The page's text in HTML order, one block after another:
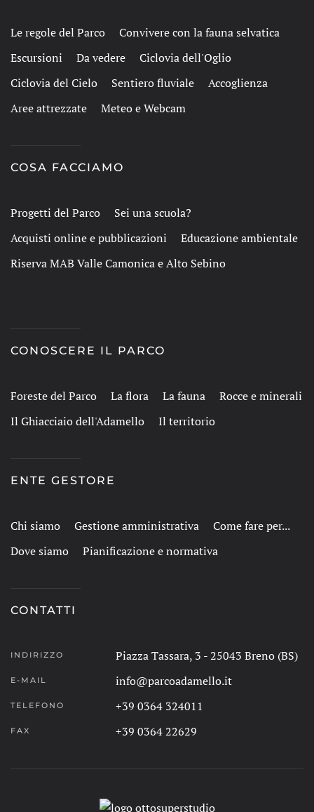
Le regole del Parco
Convivere con la fauna selvatica
Escursioni
Da vedere
Ciclovia dell'Oglio
Ciclovia del Cielo
Sentiero fluviale
Accoglienza
Aree attrezzate
Meteo e Webcam
COSA FACCIAMO
Progetti del Parco
Sei una scuola?
Acquisti online e pubblicazioni
Educazione ambientale
Riserva MAB Valle Camonica e Alto Sebino
CONOSCERE IL PARCO
Foreste del Parco La flora La fauna
Rocce e minerali
Il Ghiacciaio dell'Adamello
Il territorio
ENTE GESTORE
Chi siamo Gestione amministrativa
Come fare per...
Dove siamo
Pianificazione e normativa
CONTATTI
INDIRIZZO Piazza Tassara, 3 - 25043 Breno (BS)
E-MAIL info@parcoadamello.it
TELEFONO +39 0364 324011
FAX +39 0364 22629